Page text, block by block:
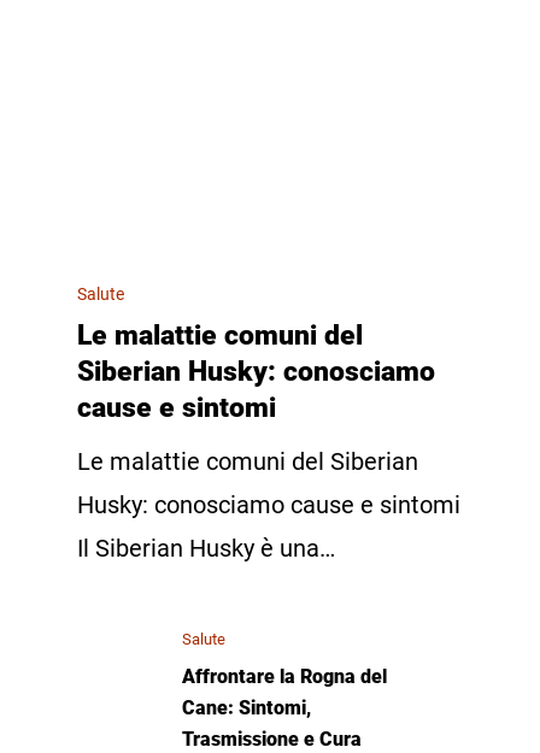
Salute
Le malattie comuni del
Siberian Husky: conosciamo
cause e sintomi
Le malattie comuni del Siberian
Husky: conosciamo cause e sintomi
Il Siberian Husky è una…
Salute
Affrontare la Rogna del
Cane: Sintomi,
Trasmissione e Cura